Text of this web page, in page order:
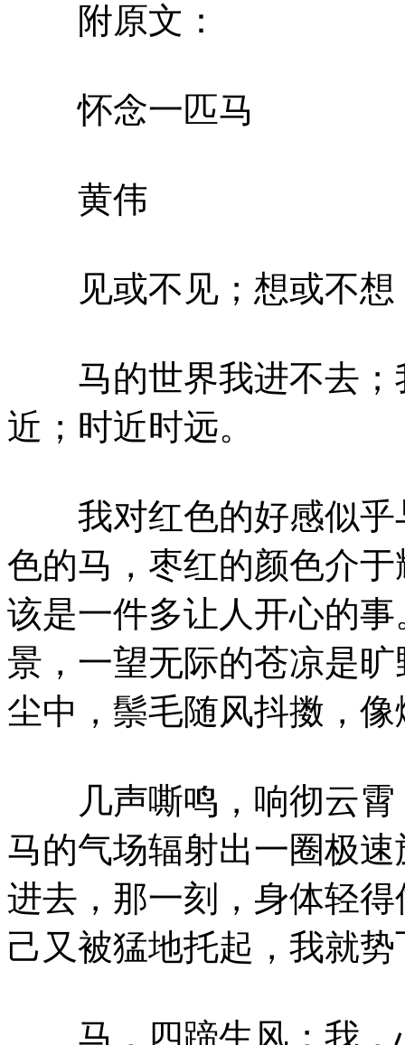
附原文：
怀念一匹马
黄伟
见或不见；想或不想
马的世界我进不去；
近；时近时远。
我对红色的好感似乎
色的马，枣红的颜色介
该是一件多让人开心的
景，一望无际的苍凉是
尘中，鬃毛随风抖擞，
几声嘶鸣，响彻云霄
马的气场辐射出一圈极
进去，那一刻，身体轻
己又被猛地托起，我就
马，四蹄生风；我，